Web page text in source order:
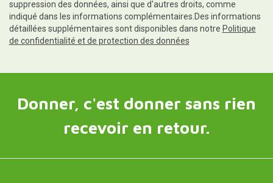
suppression des données, ainsi que d'autres droits, comme
indiqué dans les informations complémentaires.Des informations
détaillées supplémentaires sont disponibles dans notre Politique
de confidentialité et de protection des données
Donner, c'est donner sans rien
recevoir en retour.